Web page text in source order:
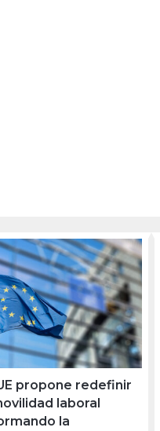
propone redefinir
laboral
la